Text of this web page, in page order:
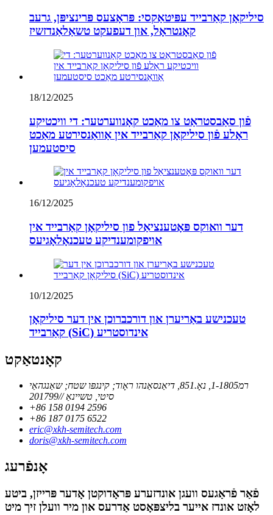
סיליקאָן קאַרבייד עפּיטאַקסי: פּראָצעס פּרינציפּן, גרעב
קאָנטראָל, און דעפעקט טשאַלאַנדזשיז
18/12/2025
פֿון סאַבסטראַט צו מאַכט קאָנווערטער: די וויכטיקע
ראָלע פֿון סיליקאָן קאַרבייד אין אַוואַנסירטע מאַכט
סיסטעמען
16/12/2025
דער וואוקס פּאָטענציאַל פון סיליקאָן קאַרבייד אין
אויפקומענדיקע טעכנאָלאָגיעס
10/12/2025
טעכנישע באַריערן און דורכברוכן אין דער סיליקאָן
קאַרבייד (SiC) אינדוסטריע
קאָנטאַקט
רמ1-1805, נאָ.851, דיאַנסאַנהו ראָוד; קינגפּו שטח; שאַנגהאַי
סיטי, טשיינאַ //201799
+86 158 0194 2596
+86 187 0175 6522
eric@xkh-semitech.com
doris@xkh-semitech.com
אָנפֿרעג
פֿאַר פֿראַגעס וועגן אונדזערע פּראָדוקטן אָדער פּרייזן, ביטע
לאָזט אונדז אייער בליצפּאָסט אַדרעס און מיר וועלן זיך מיט